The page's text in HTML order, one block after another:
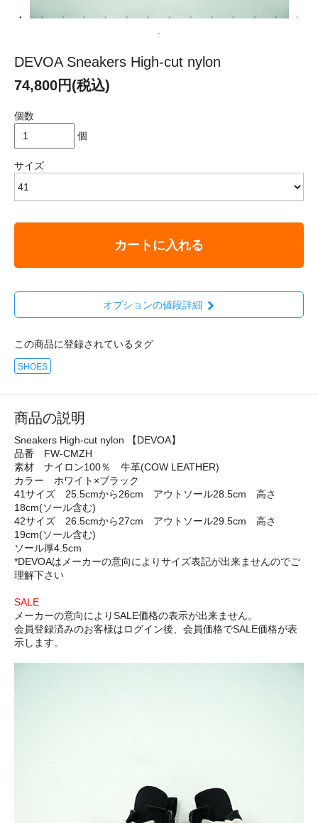
DEVOA Sneakers High-cut nylon
74,800円(税込)
個数
個
サイズ
カートに入れる
オプションの値段詳細
この商品に登録されているタグ
SHOES
商品の説明
Sneakers High-cut nylon 【DEVOA】
品番 FW-CMZH
素材 ナイロン100％ 牛革(COW LEATHER)
カラー ホワイト×ブラック
41サイズ 25.5cmから26cm アウトソール28.5cm 高さ
18cm(ソール含む)
42サイズ 26.5cmから27cm アウトソール29.5cm 高さ
19cm(ソール含む)
ソール厚4.5cm
*DEVOAはメーカーの意向によりサイズ表記が出来ませんのでご
理解下さい
SALE
メーカーの意向によりSALE価格の表示が出来ません。
会員登録済みのお客様はログイン後、会員価格でSALE価格が表
示します。